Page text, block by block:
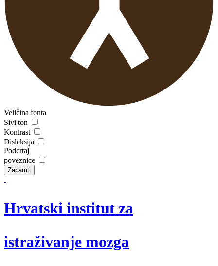
Veličina fonta
Sivi ton
Kontrast
Disleksija
Podcrtaj
poveznice
Zapamti
Hrvatski institut za
istraživanje mozga